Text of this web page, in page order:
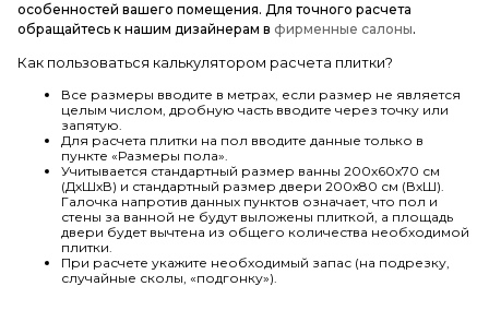
особенностей вашего помещения. Для точного расчета
обращайтесь к нашим дизайнерам в фирменные салоны.
Как пользоваться калькулятором расчета плитки?
Все размеры вводите в метрах, если размер не является
целым числом, дробную часть вводите через точку или
запятую.
Для расчета плитки на пол вводите данные только в
пункте «Размеры пола».
Учитывается стандартный размер ванны 200х60х70 см
(ДхШхВ) и стандартный размер двери 200х80 см (ВхШ).
Галочка напротив данных пунктов означает, что пол и
стены за ванной не будут выложены плиткой, а площадь
двери будет вычтена из общего количества необходимой
плитки.
При расчете укажите необходимый запас (на подрезку,
случайные сколы, «подгонку»).